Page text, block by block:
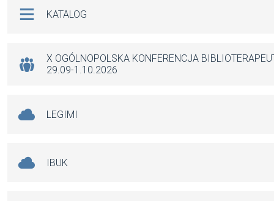
o
k
p
KATALOG
X OGÓLNOPOLSKA KONFERENCJA
29.09-1.10.2026
LEGIMI
IBUK